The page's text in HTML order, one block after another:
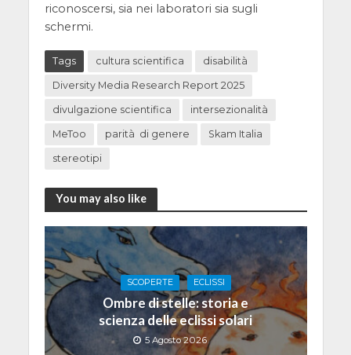
riconoscersi, sia nei laboratori sia sugli
schermi.
Tags cultura scientifica disabilità
Diversity Media Research Report 2025
divulgazione scientifica intersezionalità
MeToo parità di genere Skam Italia
stereotipi
You may also like
SCOPERTE ECLISSI
Ombre di stelle: storia e
scienza delle eclissi solari
5 Agosto 2026